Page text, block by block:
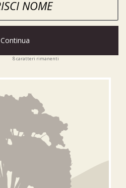
Continua
8caratteri rimanenti